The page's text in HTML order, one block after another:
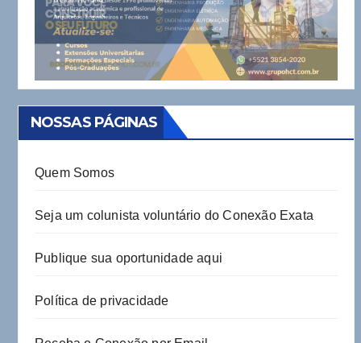
NOSSAS PÁGINAS
Quem Somos
Seja um colunista voluntário do Conexão Exata
Publique sua oportunidade aqui
Política de privacidade